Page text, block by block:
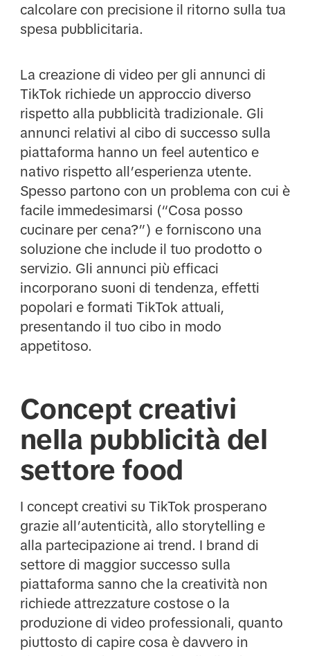
calcolare con precisione il ritorno sulla tua
spesa pubblicitaria.
La creazione di video per gli annunci di
TikTok richiede un approccio diverso
rispetto alla pubblicità tradizionale. Gli
annunci relativi al cibo di successo sulla
piattaforma hanno un feel autentico e
nativo rispetto all’esperienza utente.
Spesso partono con un problema con cui è
facile immedesimarsi (“Cosa posso
cucinare per cena?”) e forniscono una
soluzione che include il tuo prodotto o
servizio. Gli annunci più efficaci
incorporano suoni di tendenza, effetti
popolari e formati TikTok attuali,
presentando il tuo cibo in modo
appetitoso.
Concept creativi
nella pubblicità del
settore food
I concept creativi su TikTok prosperano
grazie all’autenticità, allo storytelling e
alla partecipazione ai trend. I brand di
settore di maggior successo sulla
piattaforma sanno che la creatività non
richiede attrezzature costose o la
produzione di video professionali, quanto
piuttosto di capire cosa è davvero in